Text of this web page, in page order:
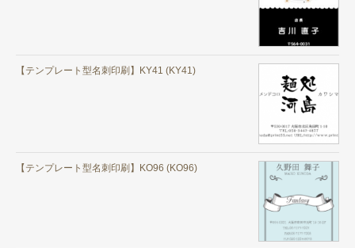
【テンプレート型名刺印刷】KY41 (KY41)
【テンプレート型名刺印刷】KO96 (KO96)